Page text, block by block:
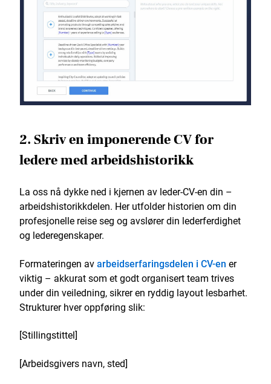
2. Skriv en imponerende CV for
ledere med arbeidshistorikk
La oss nå dykke ned i kjernen av leder-CV-en din –
arbeidshistorikkdelen. Her utfolder historien om din
profesjonelle reise seg og avslører din lederferdighet
og lederegenskaper.
Formateringen avarbeidserfaringsdelen i CV-en er
viktig – akkurat som et godt organisert team trives
under din veiledning, sikrer en ryddig layout lesbarhet.
Strukturer hver oppføring slik:
[Stillingstittel]
[Arbeidsgivers navn, sted]